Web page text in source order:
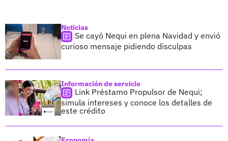
Noticias
Se cayó Nequi en plena Navidad y envió
curioso mensaje pidiendo disculpas
Información de servicio
Link Préstamo Propulsor de Nequi;
simula intereses y conoce los detalles de
este crédito